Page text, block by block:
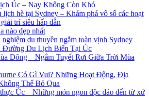
Úc – Nay Không Còn Khó
lịch hè tại Sydney – Khám phá vô số các hoạt
trí siêu hấp dẫn
nào đẹp nhất
du thuyền ngắm toàn vịnh Sydney
Đường Du Lịch Biển Tại Úc
Đông – Ngắm Tuyết Rơi Giữa Trời Mùa
Có Gì Vui? Những Hoạt Động, Địa
Thể Bỏ Qua
Úc – Những món ngon độc đáo đến từ xứ